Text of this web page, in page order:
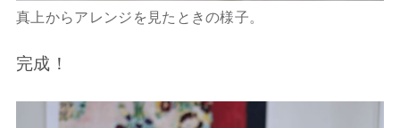
真上からアレンジを見たときの様子。
完成！